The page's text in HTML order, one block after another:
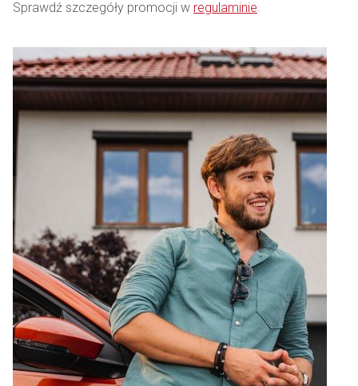
Sprawdź szczegóły promocji w regulaminie.